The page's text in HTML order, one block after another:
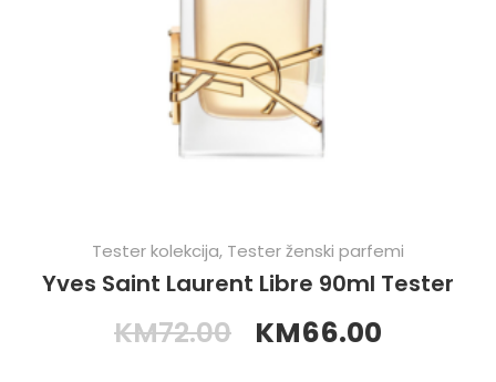
Tester kolekcija, Tester ženski parfemi
Yves Saint Laurent Libre 90ml Tester
KM72.00 KM66.00